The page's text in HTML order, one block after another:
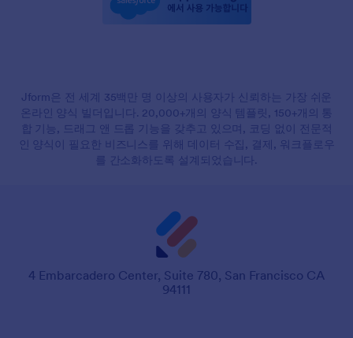
Jform은 전 세계 35백만 명 이상의 사용자가 신뢰하는 가장 쉬운
온라인 양식 빌더입니다. 20,000+개의 양식 템플릿, 150+개의 통
합 기능, 드래그 앤 드롭 기능을 갖추고 있으며, 코딩 없이 전문적
인 양식이 필요한 비즈니스를 위해 데이터 수집, 결제, 워크플로우
를 간소화하도록 설계되었습니다.
4 Embarcadero Center, Suite 780, San Francisco CA
94111